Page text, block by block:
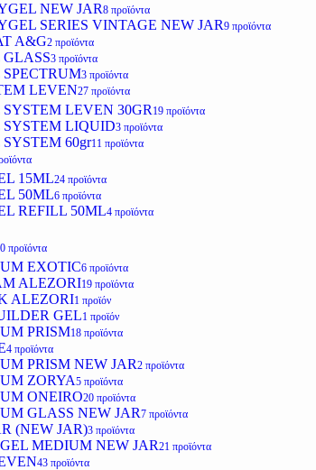
NEW JAR8 προϊόντα
SERIES VINTAGE NEW JAR9 προϊόντα
A&G2 προϊόντα
3 προϊόντα
3 προϊόντα
LEVEN27 προϊόντα
LEVEN 30GR 19 προϊόντα
SYSTEM LIQUID3 προϊόντα
60gr11 προϊόντα
15ML24 προϊόντα
50ML6 προϊόντα
REFILL 50ML4 προϊόντα
προϊόντα
EXOTIC6 προϊόντα
ALEZORI19 προϊόντα
ALEZORI1 προϊόν
GEL1 προϊόν
PRISM18 προϊόντα
4 προϊόντα
PRISM NEW JAR2 προϊόντα
ZORYA5 προϊόντα
ONEIRO20 προϊόντα
GLASS NEW JAR7 προϊόντα
(NEW JAR)3 προϊόντα
MEDIUM NEW JAR21 προϊόντα
43 προϊόντα